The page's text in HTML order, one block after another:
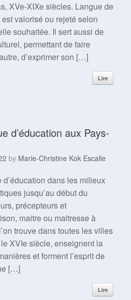
XVe-XIXe siècles. Langue de
valorisé ou rejeté selon
souhaitée. Il sert aussi de
permettant de faire
d’exprimer son […]
Lire
d’éducation aux Pays-
by Marie-Christine Kok Escalle
dans les milieux
jusqu’au début du
précepteurs et
maitre ou maitresse à
trouve dans toutes les villes
XVIe siècle, enseignent la
et forment l’esprit de
[…]
Lire